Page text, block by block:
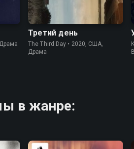
6.2
Третий день
The Third Day • 2020, США,
Драма
в жанре: